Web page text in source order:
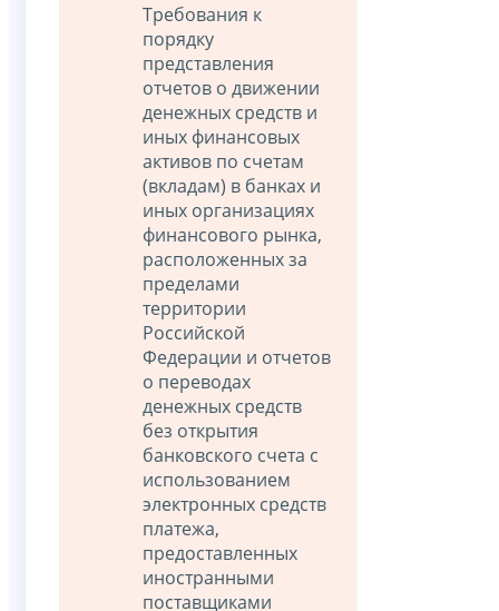
Требования к
порядку
представления
отчетов о движении
денежных средств и
иных финансовых
активов по счетам
(вкладам) в банках и
иных организациях
финансового рынка,
расположенных за
пределами
территории
Российской
Федерации и отчетов
о переводах
денежных средств
без открытия
банковского счета с
использованием
электронных средств
платежа,
предоставленных
иностранными
поставщиками